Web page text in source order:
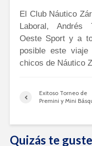
El Club Náutico
Laboral, Andrés
Oeste Sport y a
posible este viaje
chicos de Náutico
Exitoso Torneo de
Premini y Mini
Quizás te guste